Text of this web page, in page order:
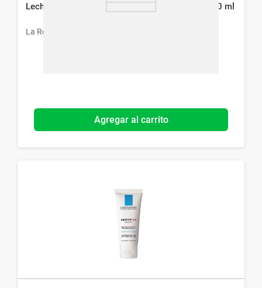
Leche Corporal La Roche-Posay Lipikar Lait x 200 ml
La Roche-Posay
Agregar al carrito